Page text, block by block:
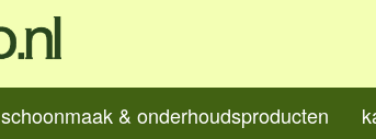
schoonmaak & onderhoudsproducten